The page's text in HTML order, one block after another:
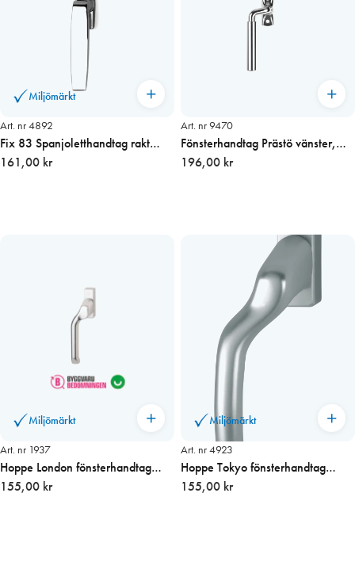
Miljömärkt
Art. nr 4892
Fix 83 Spanjoletthandtag rakt
Tapp=43 mm
161,00 kr
Art. nr 9470
Fönsterhandtag Prästö vänster,
Krom
196,00 kr
Miljömärkt
Art. nr 1937
Hoppe London fönsterhandtag
7/8 x 53 Vänster
155,00 kr
Miljömärkt
Art. nr 4923
Hoppe Tokyo fönsterhandtag
7/8×58 Vä, rekt. UTGÅR!
155,00 kr